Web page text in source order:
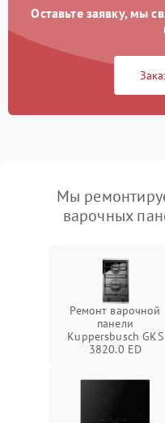
Оставьте заявку, мы
Мы
варочных
Ремонт варочной
панели
Kuppersbusch GKS
3820.0 ED